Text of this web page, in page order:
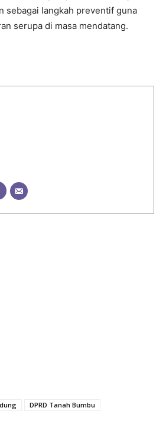
sebagai langkah preventif guna
serupa di masa mendatang.
DPRD Tanah Bumbu